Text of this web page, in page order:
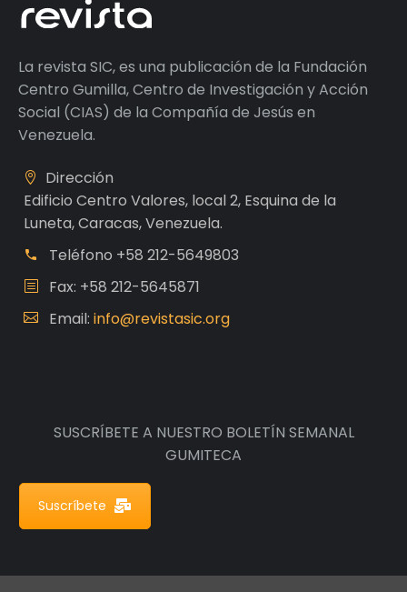
La revista SIC, es una publicación de la Fundación
Centro Gumilla, Centro de Investigación y Acción
Social (CIAS) de la Compañía de Jesús en
Venezuela.
Dirección
Edificio Centro Valores, local 2, Esquina de la
Luneta, Caracas, Venezuela.
Teléfono +58 212-5649803
Fax: +58 212-5645871
Email: info@revistasic.org
SUSCRÍBETE A NUESTRO BOLETÍN SEMANAL
GUMITECA
Suscríbete